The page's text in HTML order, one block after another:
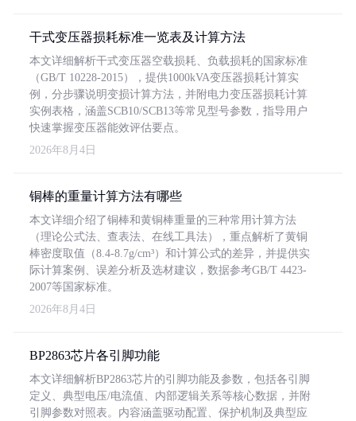
干式变压器损耗标准一览表及计算方法
本文详细解析干式变压器空载损耗、负载损耗的国家标准
（GB/T 10228-2015），提供1000kVA变压器损耗计算实
例，分步骤说明变损计算方法，并附电力变压器损耗计算
实例表格，涵盖SCB10/SCB13等常见型号参数，指导用户
快速掌握变压器能效评估要点。
2026年8月4日
铜棒的重量计算方法有哪些
本文详细介绍了铜棒和黄铜棒重量的三种常用计算方法
（理论公式法、查表法、在线工具法），重点解析了黄铜
棒密度取值（8.4-8.7g/cm³）和计算公式的差异，并提供实
际计算案例、误差分析及选材建议，数据参考GB/T 4423-
2007等国家标准。
2026年8月4日
BP2863芯片各引脚功能
本文详细解析BP2863芯片的引脚功能及参数，包括各引脚
定义、典型电压/电流值、内部逻辑关系等核心数据，并附
引脚参数对照表。内容涵盖驱动配置、保护机制及典型应